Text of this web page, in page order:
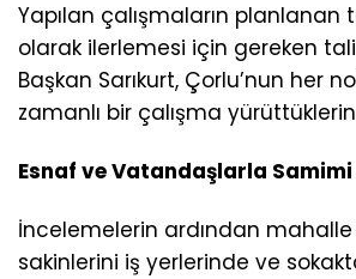
Yapılan çalışmaların
olarak ilerlemesi için gereken
Başkan Sarıkurt, Çorlu’nun her
zamanlı bir çalışma
Esnaf ve Vatandaşlarla
İncelemelerin ardından mahalle
sakinlerini iş yerlerinde ve